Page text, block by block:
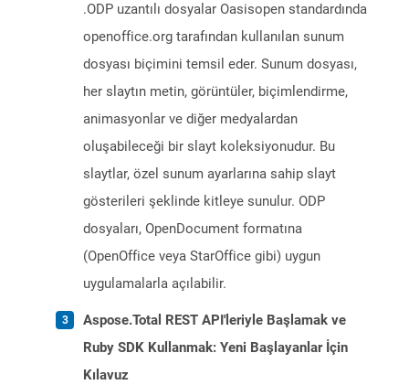
.ODP uzantılı dosyalar Oasisopen standardında
openoffice.org tarafından kullanılan sunum
dosyası biçimini temsil eder. Sunum dosyası,
her slaytın metin, görüntüler, biçimlendirme,
animasyonlar ve diğer medyalardan
oluşabileceği bir slayt koleksiyonudur. Bu
slaytlar, özel sunum ayarlarına sahip slayt
gösterileri şeklinde kitleye sunulur. ODP
dosyaları, OpenDocument formatına
(OpenOffice veya StarOffice gibi) uygun
uygulamalarla açılabilir.
Aspose.Total REST API'leriyle Başlamak ve
Ruby SDK Kullanmak: Yeni Başlayanlar İçin
Kılavuz